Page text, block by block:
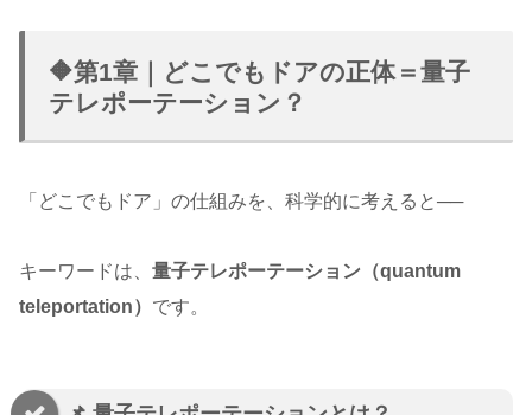
🔶第1章｜どこでもドアの正体＝量子
テレポーテーション？
「どこでもドア」の仕組みを、科学的に考えると──
キーワードは、 量子テレポーテーション（quantum
teleportation） です。